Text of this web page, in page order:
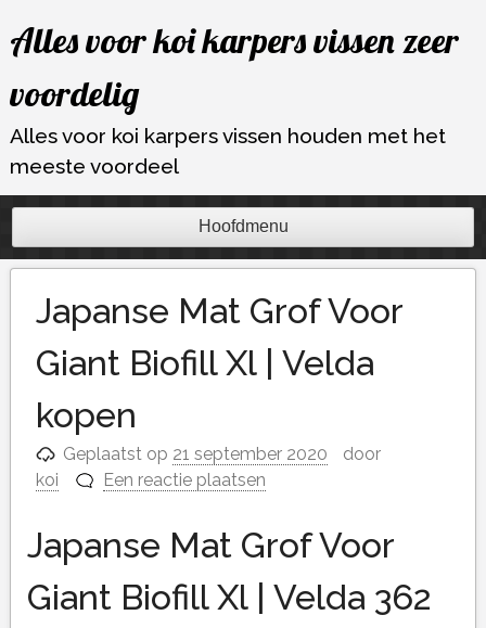
naar
inhoud
Alles voor koi karpers vissen zeer
voordelig
Alles voor koi karpers vissen houden met het
meeste voordeel
Hoofdmenu
Japanse Mat Grof Voor
Giant Biofill Xl | Velda
kopen
Geplaatst op 21 september 2020
door
koi
Een reactie plaatsen
Japanse Mat Grof Voor
Giant Biofill Xl | Velda 362